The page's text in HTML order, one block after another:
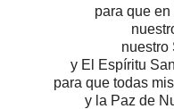
para que
nuestro
y El Espíritu
para que todas
y la Paz de